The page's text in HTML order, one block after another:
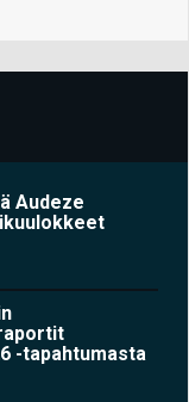
Audeze
-tapahtumasta